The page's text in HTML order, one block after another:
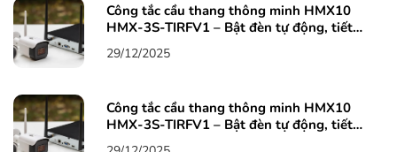
Công tắc cầu thang thông minh HMX10
HMX-3S-TIRFV1 – Bật đèn tự động, tiết
kiệm điện, an tâm mỗi bước chân 6
29/12/2025
Công tắc cầu thang thông minh HMX10
HMX-3S-TIRFV1 – Bật đèn tự động, tiết
kiệm điện, an tâm mỗi bước chân 5